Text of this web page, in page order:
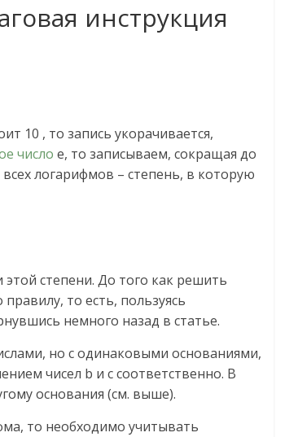
инструкция
10 , то запись укорачивается,
число е, то записываем, сокращая до
логарифмов – степень, в которую
степени. До того как решить
то есть, пользуясь
немного назад в статье.
но с одинаковыми основаниями,
чисел b и с соответственно. В
основания (см. выше).
то необходимо учитывать